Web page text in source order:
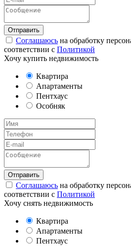
Соглашаюсь на обработку
соответствии с Политикой
Хочу купить недвижимость
Квартира
Апартаменты
Пентхаус
Особняк
Соглашаюсь на обработку
соответствии с Политикой
Хочу снять недвижимость
Квартира
Апартаменты
Пентхаус